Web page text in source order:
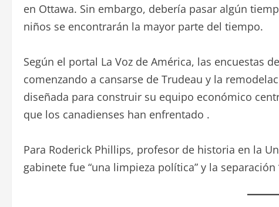
en Ottawa. Sin embargo, debería pasar algún
niños se encontrarán la mayor parte del tiempo.
Según el portal La Voz de América, las encuestas
comenzando a cansarse de Trudeau y la
diseñada para construir su equipo económico
que los canadienses han enfrentado .
Para Roderick Phillips, profesor de historia en la
gabinete fue “una limpieza política” y la separación